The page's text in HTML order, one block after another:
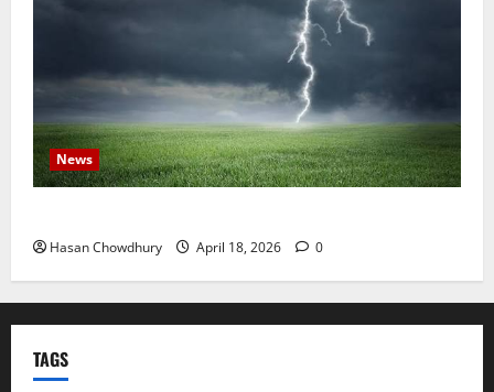
News
Hasan Chowdhury April 18, 2026 0
TAGS